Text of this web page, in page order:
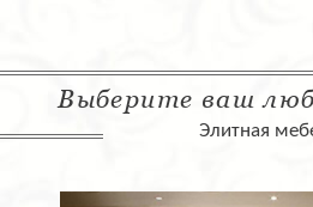
Выберите ваш
Элитная